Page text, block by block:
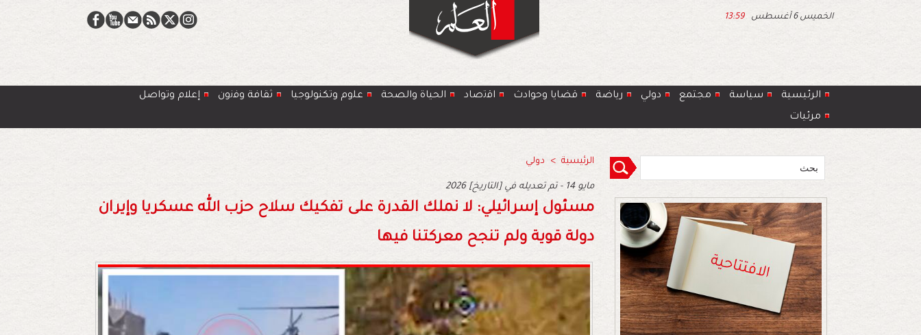
الخميس 6 أغسطس 13:59
الرئيسية سياسة مجتمع دولي رياضة قضايا وحوادث اﻗﺗﺻﺎد الحياة والصحة ﻋﻠوم وتكنولوجيا ﺛﻘﺎﻓﺔ وﻓﻧون
إعلام وتواصل
مرئيات
الرئيسية > دولي
2026 مايو 14 - تم تعديله في [التاريخ]
مسئول إسرائيلي: لا نملك القدرة على تفكيك سلاح حزب الله عسكريا وإيران
دولة قوية ولم تنجح معركتنا فيها